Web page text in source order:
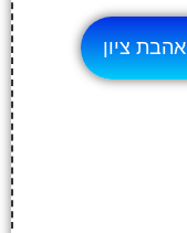
ציון